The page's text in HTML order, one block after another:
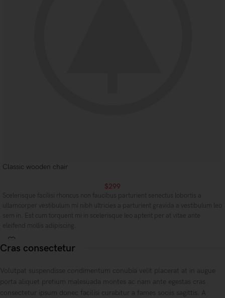
Classic wooden chair
$299
Scelerisque facilisi rhoncus non faucibus parturient senectus lobortis a
ullamcorper vestibulum mi nibh ultricies a parturient gravida a vestibulum leo
sem in. Est cum torquent mi in scelerisque leo aptent per at vitae ante
eleifend mollis adipiscing.
Cras consectetur
Volutpat suspendisse condimentum conubia velit placerat at in augue
porta aliquet pretium malesuada montes ac nam ante egestas cras
consectetur ipsum donec facilisi curabitur a fames sociis sagittis. A